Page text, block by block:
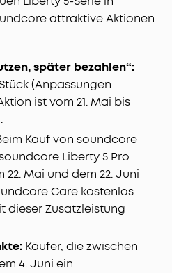
attraktive Aktionen
später bezahlen“:
(Anpassungen
ist vom 21. Mai bis
Kauf von soundcore
Liberty 5 Pro
Mai und dem 22. Juni
Care kostenlos
dieser Zusatzleistung
Käufer, die zwischen
4. Juni ein